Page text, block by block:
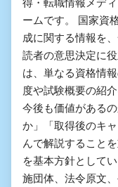
ームです。 国家資
成に関する情報を
読者の意思決定に
は、単なる資格情
度や試験概要の紹
今後も価値がある
か」「取得後のキ
んで解説すること
を基本方針として
施団体、法令原文